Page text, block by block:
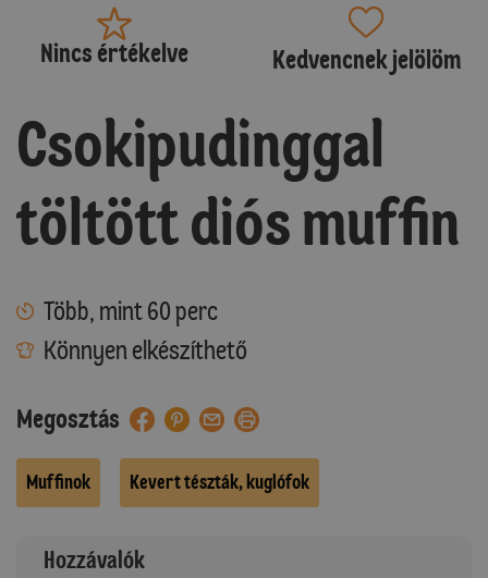
Nincs értékelve Kedvencnek jelölöm
Csokipudinggal
töltött diós muffin
Több, mint 60 perc
Könnyen elkészíthető
Megosztás
Muffinok Kevert tészták, kuglófok
Hozzávalók